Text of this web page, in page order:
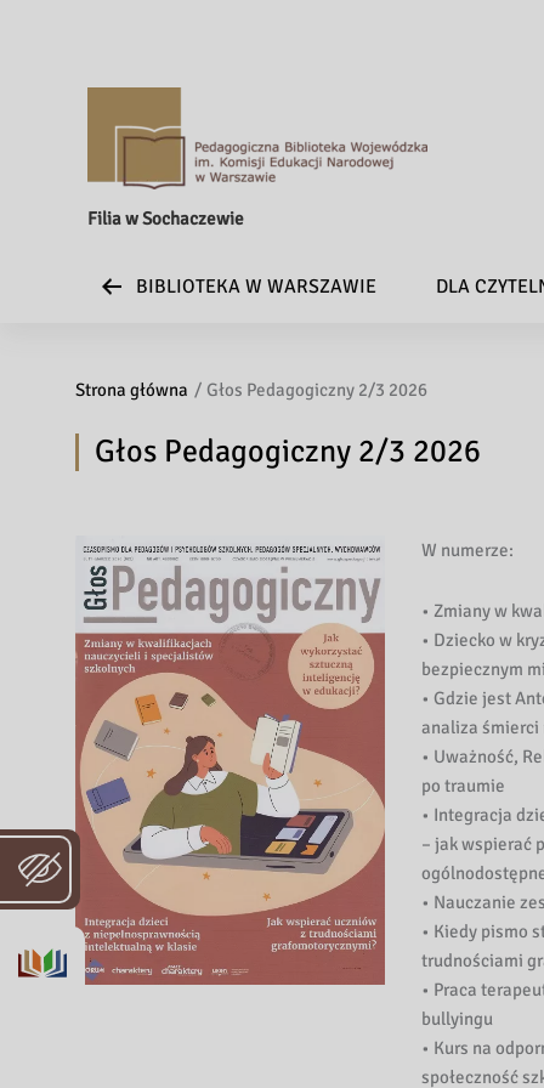
Filia w Sochaczewie
BIBLIOTEKA W WARSZAWIE DLA
Strona główna Głos Pedagogiczny 2/3 2026
Głos Pedagogiczny 2/3 2026
W numerze:
• Zmiany w
• Dziecko w
bezpiecznym
• Gdzie jest
analiza śmierci
• Uważność,
po traumie
• Integracja
– jak wspierać
• Nauczanie
• Kiedy pismo
trudnościami
• Praca
bullyingu
• Kurs na
społeczność